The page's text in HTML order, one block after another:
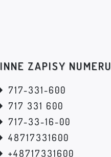
INNE ZAPISY NUMERU
717-331-600
717 331 600
717-33-16-00
48717331600
+48717331600